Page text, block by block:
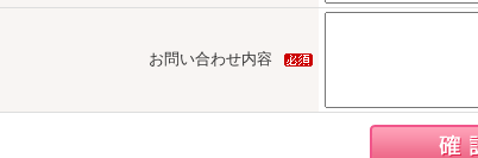
お問い合わせ内容